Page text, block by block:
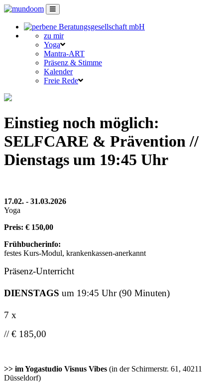
zu mir
Yoga
Mantra-ART
Präsenz & Stimme
Kalender
Freie Rede
Einstieg noch möglich:
SELFCARE & Prävention //
Dienstags um 19:45 Uhr
17.02. - 31.03.2026
Yoga
Preis: € 150,00
Frühbucherinfo:
festes Kurs-Modul, krankenkassen-anerkannt
Präsenz-Unterricht
DIENSTAGS um 19:45 Uhr (90 Minuten)
7 x
// € 185,00
>> im Yogastudio Visnus Vibes (in der Schirmerstr. 61, 40211
Düsseldorf)